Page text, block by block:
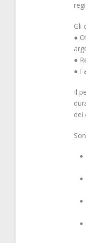
Gli
●
●
●
Il
dei